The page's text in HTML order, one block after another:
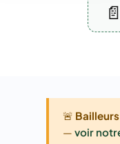
📄
🚨
— voir